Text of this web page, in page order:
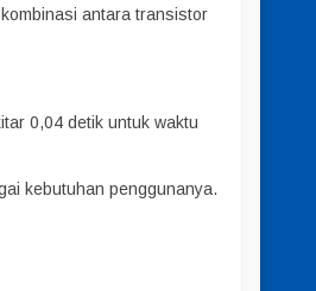
antara transistor
0,04 detik untuk waktu
kebutuhan penggunanya.